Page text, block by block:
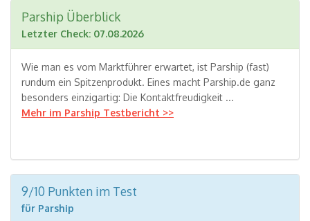
Parship Überblick
Letzter Check: 07.08.2026
Wie man es vom Marktführer erwartet, ist Parship (fast)
rundum ein Spitzenprodukt. Eines macht Parship.de ganz
besonders einzigartig: Die Kontaktfreudigkeit ...
Mehr im Parship Testbericht >>
9/10 Punkten im Test
für Parship